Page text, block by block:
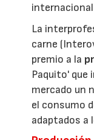
La
carne
premio a la
Paquito' que
mercado un
el consumo
adaptados a